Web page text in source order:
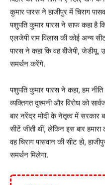
कुमार पारस ने हाजीपुर में चिराग
पशुपति कुमार पारस ने साफ कहा है
एलजेपी राम विलास की कोई अन्य
पारस ने कहा कि वह बीजेपी, जेडीयू,
समर्थन करेंगे.
पशुपति कुमार पारस ने कहा, हम
व्यक्तिगत दुश्मनी और विरोध को
बार नरेंद्र मोदी के नेतृत्व में सरकार
सीटें जीती थीं, लेकिन इस बार
वह चिराग पासवान की सीट हो,
समर्थन मिलेगा.